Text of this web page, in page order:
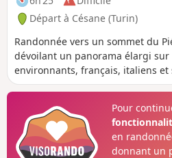
Départ à Césane (Turin)
Randonnée vers un sommet du
dévoilant un panorama élargi sur
environnants, français, italiens et
Pour
en
donnant un